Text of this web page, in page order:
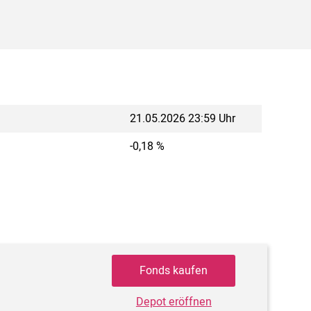
21.05.2026 23:59 Uhr
-0,18 %
Fonds kaufen
Depot eröffnen